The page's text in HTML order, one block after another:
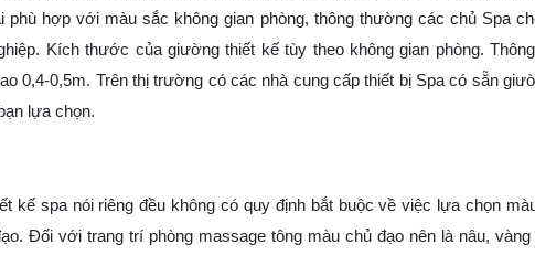
hợp với màu sắc không gian phòng, thông thường các chủ Spa
Kích thước của giường thiết kế tùy theo không gian phòng.
0,4-0,5m. Trên thị trường có các nhà cung cấp thiết bị Spa có sẵn
lựa chọn.
kế spa nói riêng đều không có quy định bắt buộc về việc lựa chọn
Đối với trang trí phòng massage tông màu chủ đạo nên là nâu, vàng